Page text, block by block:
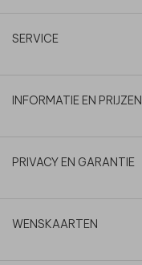
SERVICE
INFORMATIE EN PRIJZEN
PRIVACY EN GARANTIE
WENSKAARTEN